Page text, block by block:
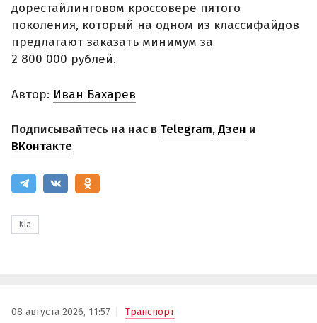
дорестайлинговом кроссовере пятого
поколения, который на одном из классифайдов
предлагают заказать минимум за
2 800 000 рублей.
Автор: Иван Бахарев
Подписывайтесь на нас в Telegram,Дзен и
ВКонтакте
Kia
08 августа 2026, 11:57 Транспорт